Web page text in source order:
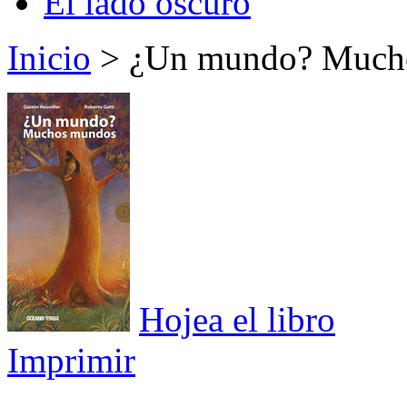
Inicio > ¿Un mundo?
Hojea el libro
Imprimir